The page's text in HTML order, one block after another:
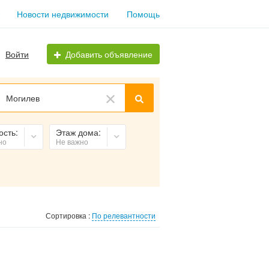
Новости недвижимости Помощь
Войти Добавить объявление
Могилев
Этаж дома:
Не важно
Сортировка : По релевантности